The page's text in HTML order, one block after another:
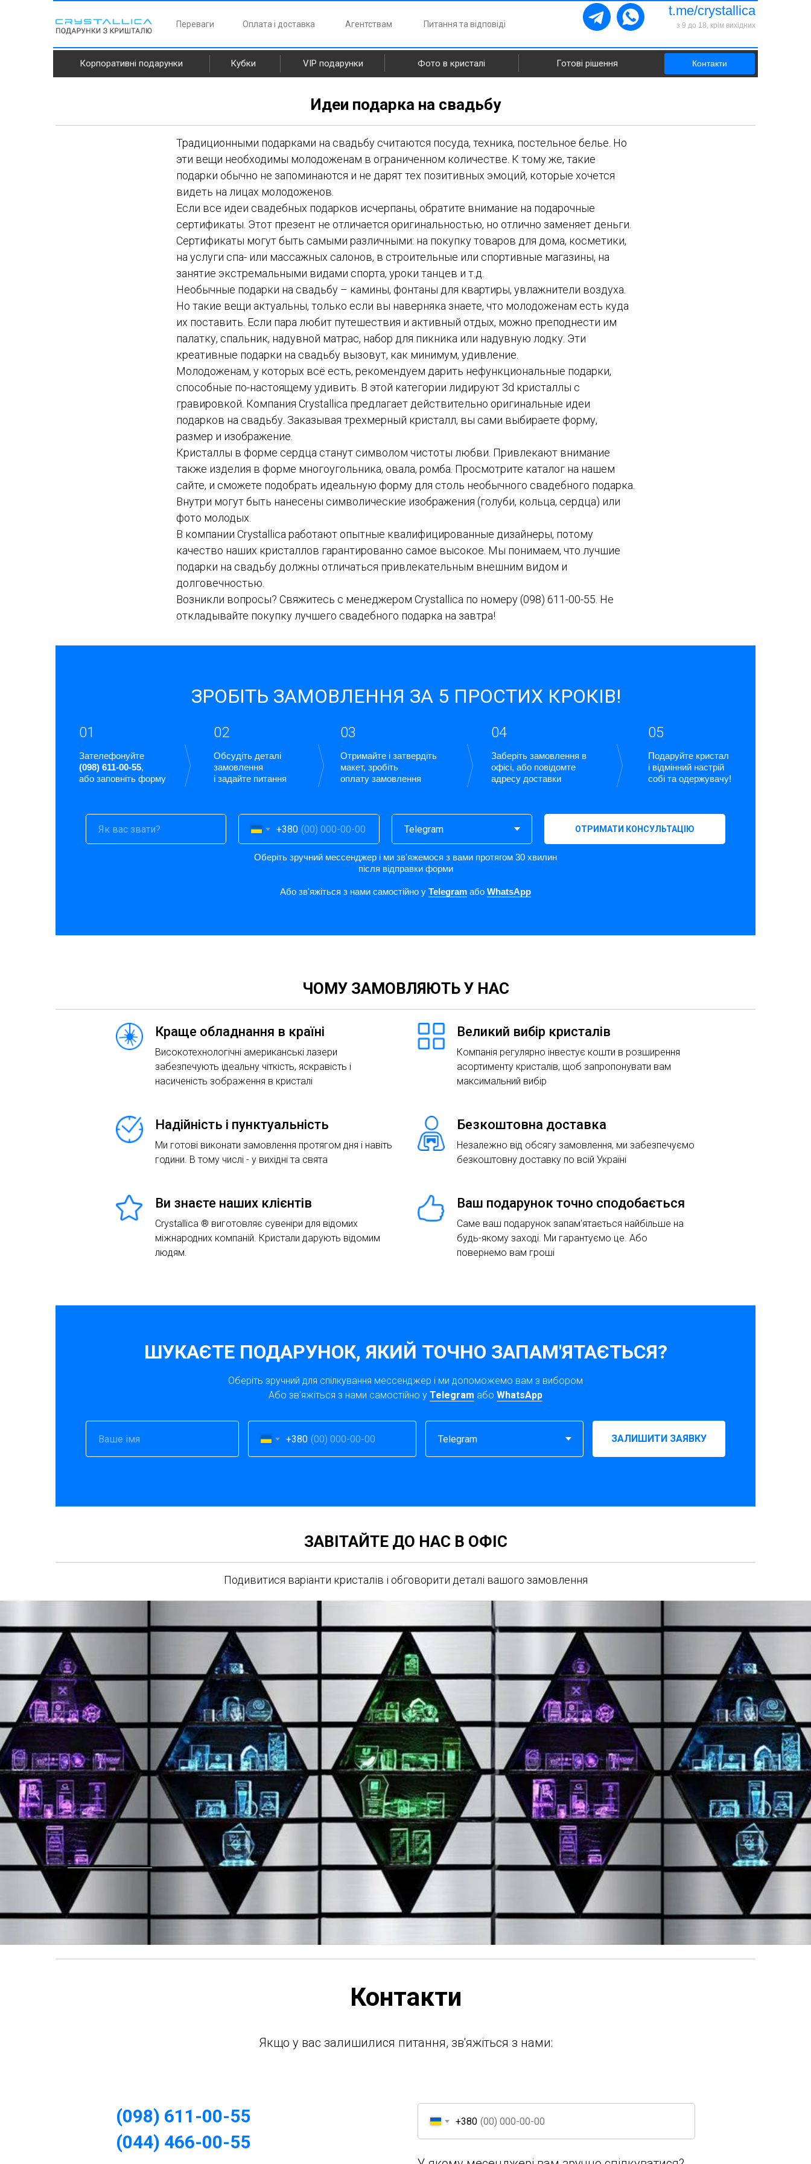
з 9 до 18, крім вихідних
Переваги Питання та відповіді
Агентствам
Оплата і доставка
t.me/crystallica
Корпоративні подарунки Кубки VIP подарунки Фото в кристалі Готові рішення Контакти
Идеи подарка на свадьбу
Традиционными подарками на свадьбу считаются посуда, техника, постельное белье. Но
эти вещи необходимы молодоженам в ограниченном количестве. К тому же, такие
подарки обычно не запоминаются и не дарят тех позитивных эмоций, которые хочется
видеть на лицах молодоженов.
Если все идеи свадебных подарков исчерпаны, обратите внимание на подарочные
сертификаты. Этот презент не отличается оригинальностью, но отлично заменяет деньги.
Сертификаты могут быть самыми различными: на покупку товаров для дома, косметики,
на услуги спа- или массажных салонов, в строительные или спортивные магазины, на
занятие экстремальными видами спорта, уроки танцев и т.д.
Необычные подарки на свадьбу – камины, фонтаны для квартиры, увлажнители воздуха.
Но такие вещи актуальны, только если вы наверняка знаете, что молодоженам есть куда
их поставить. Если пара любит путешествия и активный отдых, можно преподнести им
палатку, спальник, надувной матрас, набор для пикника или надувную лодку. Эти
креативные подарки на свадьбу вызовут, как минимум, удивление.
Молодоженам, у которых всё есть, рекомендуем дарить нефункциональные подарки,
способные по-настоящему удивить. В этой категории лидируют 3d кристаллы с
гравировкой. Компания Crystallica предлагает действительно оригинальные идеи
подарков на свадьбу. Заказывая трехмерный кристалл, вы сами выбираете форму,
размер и изображение.
Кристаллы в форме сердца станут символом чистоты любви. Привлекают внимание
также изделия в форме многоугольника, овала, ромба. Просмотрите каталог на нашем
сайте, и сможете подобрать идеальную форму для столь необычного свадебного подарка.
Внутри могут быть нанесены символические изображения (голуби, кольца, сердца) или
фото молодых.
В компании Crystallica работают опытные квалифицированные дизайнеры, потому
качество наших кристаллов гарантированно самое высокое. Мы понимаем, что лучшие
подарки на свадьбу должны отличаться привлекательным внешним видом и
долговечностью.
Возникли вопросы? Свяжитесь с менеджером Crystallica по номеру(098) 611-00-55 . Не
откладывайте покупку лучшего свадебного подарка на завтра!
Зателефонуйте
(098) 611-00-55,
або заповніть форму
01
Обсудіть деталі
замовлення
і задайте питання
02
Отримайте і затвердіть
макет, зробіть
оплату замовлення
03
Заберіть замовлення в
офісі, або повідомте
адресу доставки
04
Подаруйте кристал
і відмінний настрій
собі та одержувачу!
05
ЗРОБІТЬ ЗАМОВЛЕННЯ ЗА 5 ПРОСТИХ КРОКІВ!
+380 ОТРИМАТИ КОНСУЛЬТАЦІЮ
Оберіть зручний мессенджер і ми зв'яжемося з вами протягом 30 хвилин
після відправки форми
Або зв'яжіться з нами самостійно у Telegram або WhatsApp
ЧОМУ ЗАМОВЛЯЮТЬ У НАС
Краще обладнання в країні
Високотехнологічні американські лазери
забезпечують ідеальну чіткість, яскравість і
насиченість зображення в кристалі
Великий вибір кристалів
Компанія регулярно інвестує кошти в розширення
асортименту кристалів, щоб запропонувати вам
максимальний вибір
Надійність і пунктуальність
Ми готові виконати замовлення протягом дня і навіть
години. В тому числі - у вихідні та свята
Безкоштовна доставка
Незалежно від обсягу замовлення, ми забезпечуємо
безкоштовну доставку по всій Україні
Ви знаєте наших клієнтів
Crystallica ® виготовляє сувеніри для відомих
міжнародних компаній. Кристали дарують відомим
людям.
Ваш подарунок точно сподобається
Саме ваш подарунок запам'ятається найбільше на
будь-якому заході. Ми гарантуємо це. Або
повернемо вам гроші
ШУКАЄТЕ ПОДАРУНОК, ЯКИЙ ТОЧНО ЗАПАМ'ЯТАЄТЬСЯ?
Оберіть зручний для спілкування мессенджер і ми допоможемо вам з вибором
Або зв'яжіться з нами самостійно у Telegram або WhatsApp
+380 ЗАЛИШИТИ ЗАЯВКУ
ЗАВІТАЙТЕ ДО НАС В ОФІС
Подивитися варіанти кристалів і обговорити деталі вашого замовлення
Контакти
Якщо у вас залишилися питання, зв'яжіться з нами:
(098) 611-00-55
(044) 466-00-55
+380